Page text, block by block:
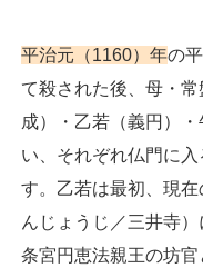
平治元（1160）年の
て殺された後、母・
成）・乙若（義円）
い、それぞれ仏門に
す。乙若は最初、現
んじょうじ／三井寺
条宮円恵法親王の坊官